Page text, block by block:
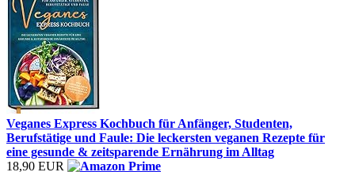
Veganes Express Kochbuch für Anfänger, Studenten,
Berufstätige und Faule: Die leckersten veganen Rezepte für
eine gesunde & zeitsparende Ernährung im Alltag
18,90 EUR